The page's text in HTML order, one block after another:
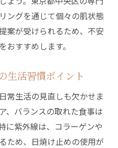
ングを通じて個々の肌状態
案が受けられるため、不安
おすすめします。
生活習慣ポイント
常生活の見直しも欠かせま
、バランスの取れた食事は
に紫外線は、コラーゲンや
ため、日焼け止めの使用が